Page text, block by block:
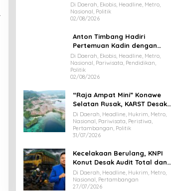
Nasional
Di Daerah, Ekobis, Headline, Metro,
Nasional, Politik
02/08/2026
Anton Timbang Hadiri
Pertemuan Kadin dengan
Presiden Prabowo, Bawa Misi
Majukan Ekonomi Sultra
Di Daerah, Ekobis, Headline, Metro,
Nasional, Pariwisata, Pendidikan,
Politik
02/08/2026
“Raja Ampat Mini” Konawe
Selatan Rusak, KARST Desak
Gubernur Evaluasi Total
Dispar Sultra
Di Daerah, Headline, Hukrim, Metro,
Nasional, Pariwisata, Peristiwa,
Pertambangan, Politik
31/07/2026
Kecelakaan Berulang, KNPI
Konut Desak Audit Total dan
Hentikan Hauling PT SPL
Di Daerah, Headline, Hukrim, Metro,
Nasional, Pertambangan
27/07/2026